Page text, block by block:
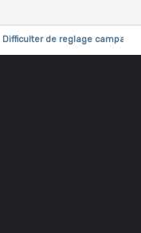
Difficulter de reglage campa